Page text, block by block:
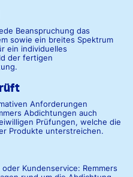
Beanspruchung das
sowie ein breites Spektrum
ein individuelles
der fertigen
Anforderungen
Abdichtungen auch
Prüfungen, welche die
Produkte unterstreichen.
oder Kundenservice: Remmers